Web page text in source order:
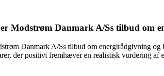
Modstrøm Danmark A/Ss tilbud om
Danmark A/Ss tilbud om energirådgivning
der positivt fremhæver en realistisk vurdering